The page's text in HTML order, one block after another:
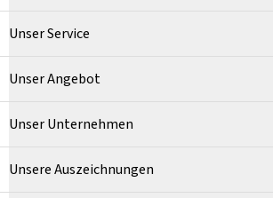
Unser Service
Unser Angebot
Unser Unternehmen
Unsere Auszeichnungen